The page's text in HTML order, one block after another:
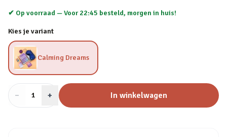
✔ Op voorraad —Voor 22:45 besteld, morgen in huis!
Kies je variant
Calming Dreams
− Aantal
1 + In winkelwagen